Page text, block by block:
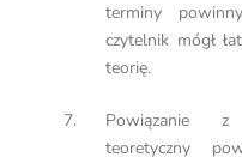
terminy
czytelnik mógł
teorię.
Powiązanie z
teoretyczny